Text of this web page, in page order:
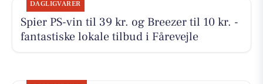
DAGLIGVARER
Spier PS-vin til 39 kr. og Breezer til 10 kr. -
fantastiske lokale tilbud i Fårevejle